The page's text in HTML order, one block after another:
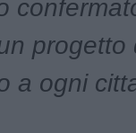
progetto
a ogni